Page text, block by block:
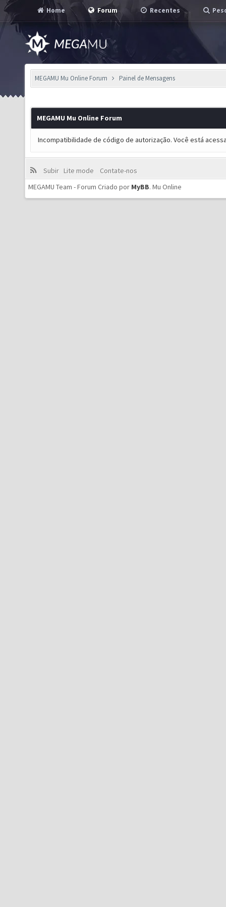
Home Forum Recentes
MEGAMU Mu Online Forum Painel de Mensagens
MEGAMU Mu Online Forum
Incompatibilidade de código de autorização. Você está
Subir Lite mode
Contate-nos
MEGAMU Team - Forum Criado por MyBB. Mu Online